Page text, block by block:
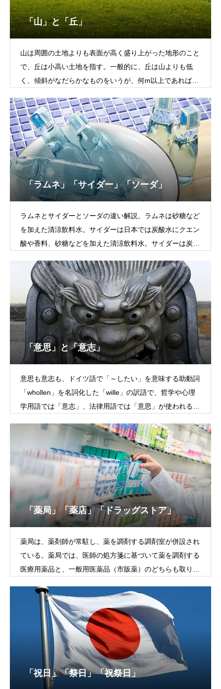
「山」と「丘」
山は周囲の土地よりも表面が高く盛り上がった地形のこと
で、丘は小高い土地を指す。一般的に、丘は山よりも低
く、傾斜がなだらかなものをいうが、何m以上であれば
「ラムネ」「サイダー」「ソーダ」
ラムネとサイダーとソーダの違い解説。ラムネは砂糖など
を加えた清涼飲料水。サイダーは日本では炭酸水にクエン
酸や香料、砂糖などを加えた清涼飲料水。サイダーは炭酸
「意思」と「意志」
意思も意志も、ドイツ語で「～したい」を意味する助動詞
「whollen」を名詞化した「wille」の訳語で、哲学や心理
学用語では「意志」、法律用語では「意思」が使われる。
「薬局」「薬店」「ドラッグストア」
薬局は、薬剤師が常駐し、薬を調剤する調剤室が併設され
ている。薬局では、医師の処方箋に基づいて薬を調剤する
医療用薬品と、一般用医薬品（市販薬）のどちらも取り扱
「祝日」「祭日」「祝祭日」